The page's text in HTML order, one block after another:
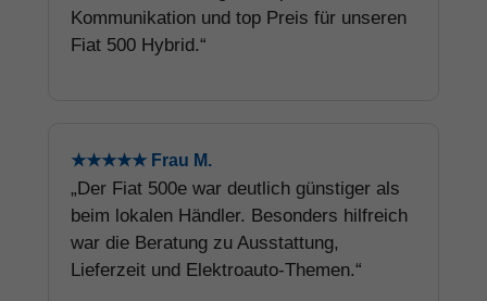
Kommunikation und top Preis für unseren
Fiat 500 Hybrid.“
★★★★★ Frau M.
„Der Fiat 500e war deutlich günstiger als
beim lokalen Händler. Besonders hilfreich
war die Beratung zu Ausstattung,
Lieferzeit und Elektroauto-Themen.“